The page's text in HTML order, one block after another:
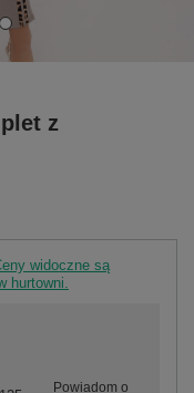
z
widoczne są
hurtowni.
Powiadom o